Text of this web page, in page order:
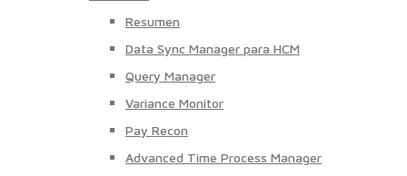
Resumen
Data Sync Manager para HCM
Query Manager
Variance Monitor
Pay Recon
Advanced Time Process Manager